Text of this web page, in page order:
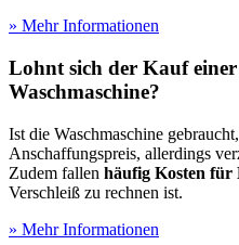
» Mehr Informationen
Lohnt sich der Kauf
Waschmaschine?
Ist die Waschmaschine
Anschaffungspreis, allerdings
Zudem fallen häufig Kosten für
Verschleiß zu rechnen ist.
» Mehr Informationen